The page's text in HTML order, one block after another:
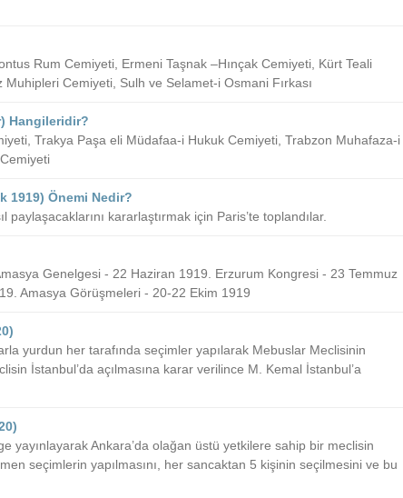
Rum Cemiyeti, Ermeni Taşnak –Hınçak Cemiyeti, Kürt Teali
Cemiyeti, Sulh ve Selamet-i Osmani Fırkası
Hangileridir?
Trakya Paşa eli Müdafaa-i Hukuk Cemiyeti, Trabzon Muhafaza-i
1919) Önemi Nedir?
paylaşacaklarını kararlaştırmak için Paris’te toplandılar.
Genelgesi - 22 Haziran 1919. Erzurum Kongresi - 23 Temmuz
Amasya Görüşmeleri - 20-22 Ekim 1919
yurdun her tarafında seçimler yapılarak Mebuslar Meclisinin
İstanbul’da açılmasına karar verilince M. Kemal İstanbul’a
yayınlayarak Ankara’da olağan üstü yetkilere sahip bir meclisin
seçimlerin yapılmasını, her sancaktan 5 kişinin seçilmesini ve bu